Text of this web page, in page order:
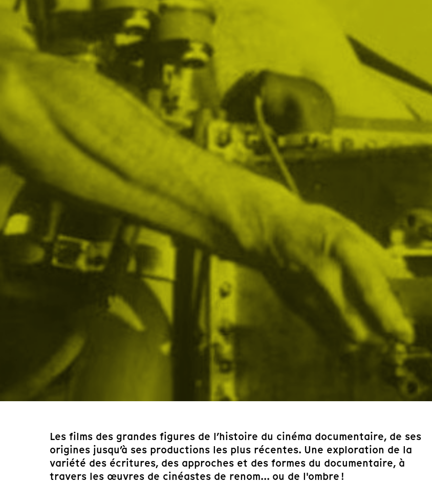
Les films des grandes figures de l’histoire du cinéma documentaire, de ses
origines jusqu’à ses productions les plus récentes. Une exploration de la
variété des écritures, des approches et des formes du documentaire, à
travers les œuvres de cinéastes de renom... ou de l'ombre !